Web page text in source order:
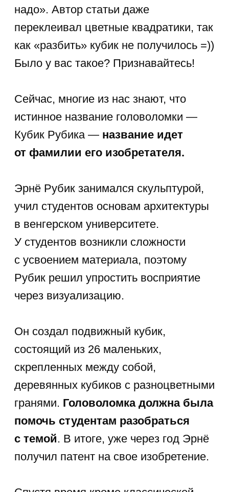
5×5×5 и…17×17×17.
Спидкубинг — модное
И да, и нет =) Безусловно, после
выхода нескольких выпусков
передачи «Удивительные люди», где
ребята разного возраста показывали
экстра-класс в спидкубинге,
и девчонок на новое хобби.
Да и взрослые пошли доставать
с полок старые Кубики Рубика, чтобы
вспомнить былые навыки сбора
На самом деле,
довольно серьезное направление,
охватившее весь мир. Существует
специальная ассоциацияWCA . Она
отвечает за организацию
и проведение чемпионатов между
спидкуберами, где участники
повышают классификацию
и получают призы